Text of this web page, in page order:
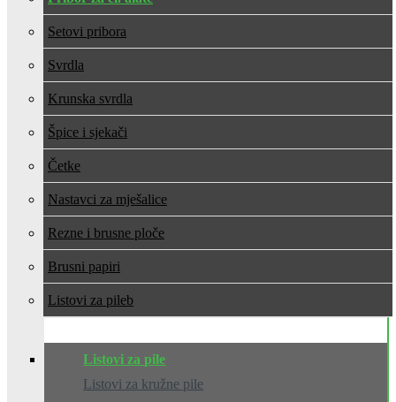
Setovi pribora
Svrdla
Krunska svrdla
Špice i sjekači
Četke
Nastavci za mješalice
Rezne i brusne ploče
Brusni papiri
Listovi za pile
Listovi za pile
Listovi za kružne pile